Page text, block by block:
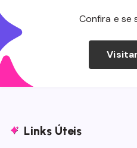
Confira e se
Links Úteis